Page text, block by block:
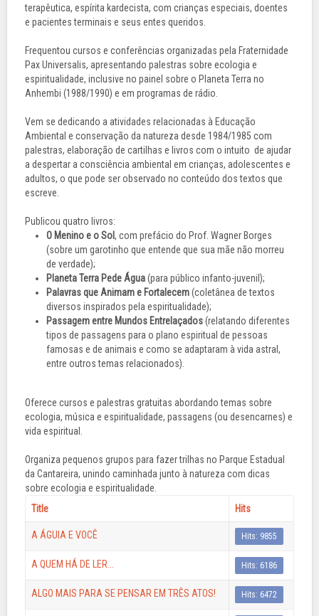
terapêutica, espírita kardecista, com crianças especiais, doentes
e pacientes terminais e seus entes queridos.
Frequentou cursos e conferências organizadas pela Fraternidade
Pax Universalis, apresentando palestras sobre ecologia e
espiritualidade, inclusive no painel sobre o Planeta Terra no
Anhembi (1988/1990) e em programas de rádio.
Vem se dedicando a atividades relacionadas à Educação
Ambiental e conservação da natureza desde 1984/1985 com
palestras, elaboração de cartilhas e livros com o intuito de ajudar
a despertar a consciência ambiental em crianças, adolescentes e
adultos, o que pode ser observado no conteúdo dos textos que
escreve.
Publicou quatro livros:
O Menino e o Sol, com prefácio do Prof. Wagner Borges
(sobre um garotinho que entende que sua mãe não morreu
de verdade);
Planeta Terra Pede Água(para público infanto-juvenil);
Palavras que Animam e Fortalecem(coletânea de textos
diversos inspirados pela espiritualidade);
Passagem entre Mundos Entrelaçados(relatando diferentes
tipos de passagens para o plano espiritual de pessoas
famosas e de animais e como se adaptaram à vida astral,
entre outros temas relacionados).
Oferece cursos e palestras gratuitas abordando temas sobre
ecologia, música e espiritualidade, passagens (ou desencarnes) e
vida espiritual.
Organiza pequenos grupos para fazer trilhas no Parque Estadual
da Cantareira, unindo caminhada junto à natureza com dicas
sobre ecologia e espiritualidade.
Title
Hits
A ÁGUIA E VOCÊ Hits: 9855
A QUEM HÁ DE LER... Hits: 6186
ALGO MAIS PARA SE PENSAR EM TRÊS ATOS! Hits: 6472